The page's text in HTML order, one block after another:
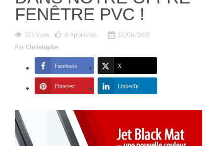
FENÊTRE PVC !
575 Vues 0 Appréciée
27/06/2017
ParChristophe
Facebook X
Pinterest LinkedIn